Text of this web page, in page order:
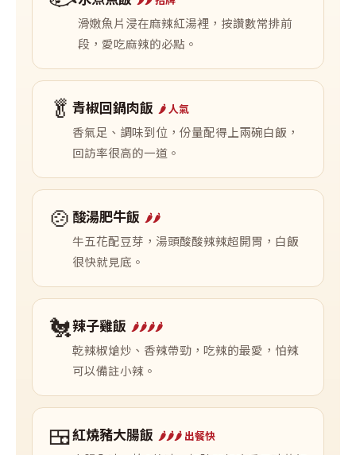
滑嫩魚片浸在麻辣紅湯裡，按讚數常排前
段，愛吃麻辣的必點。
🥬 青椒回鍋肉飯 🌶️ 人氣
香氣足、調味到位，份量配得上兩碗白飯，
回訪率很高的一道。
🍲 酸湯肥牛飯 🌶️🌶️
牛五花配豆芽，湯頭酸酸辣辣超開胃，白飯
很快就見底。
🐔辣子雞飯 🌶️🌶️🌶️🌶️
乾辣椒熗炒、香辣帶勁，吃辣的最愛，怕辣
可以備註小辣。
🍱紅燒豬大腸飯 🌶️🌶️🌶️ 出餐快